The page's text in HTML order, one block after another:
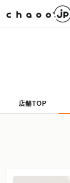
店舗TOP